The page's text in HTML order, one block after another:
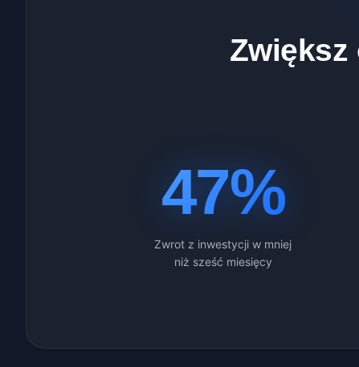
47%
Zwrot z inwestycji w mniej
niż sześć miesięcy